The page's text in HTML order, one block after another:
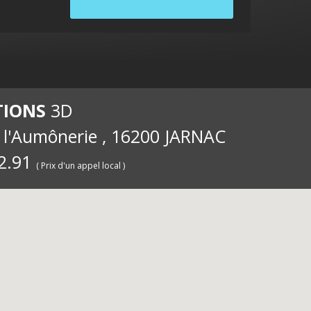
3D
, 16200 JARNAC
( Prix d'un appel local )